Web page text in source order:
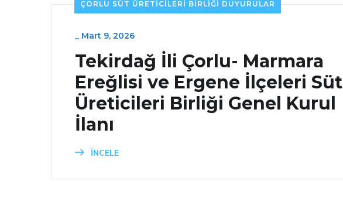
ÇORLU SÜT ÜRETICILERI BIRLIĞI DUYURULAR
_ Mart 9, 2026
Tekirdağ İli Çorlu- Marmara
Ereğlisi ve Ergene İlçeleri Süt
Üreticileri Birliği Genel Kurul
İlanı
İNCELE